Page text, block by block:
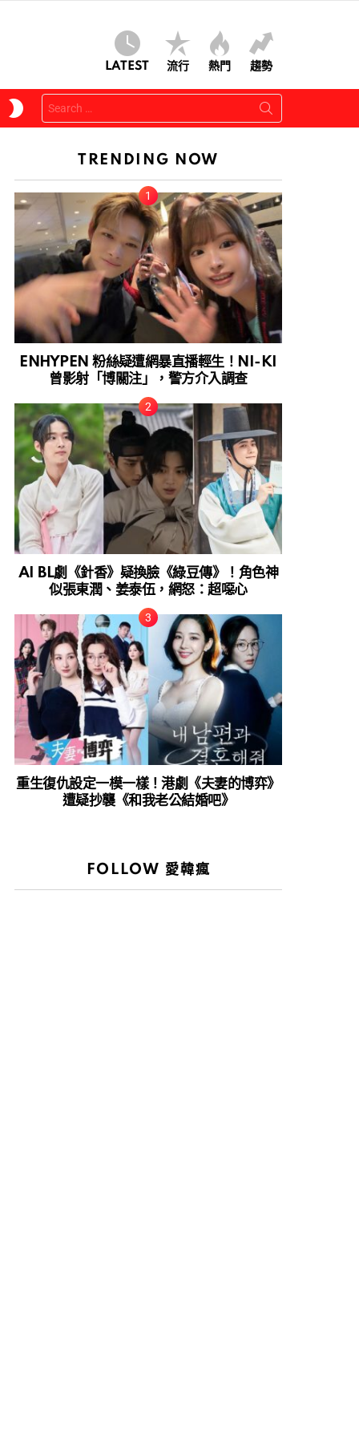
LATEST 流行 熱門 趨勢
SKIN
Search
for:
TRENDING NOW
ENHYPEN 粉絲疑遭網暴直播輕生！NI-KI
曾影射「博關注」，警方介入調查
AI BL劇《針香》疑換臉《綠豆傳》！角色神
似張東潤、姜泰伍，網怒：超噁心
重生復仇設定一模一樣！港劇《夫妻的博弈》
遭疑抄襲《和我老公結婚吧》
FOLLOW 愛韓瘋